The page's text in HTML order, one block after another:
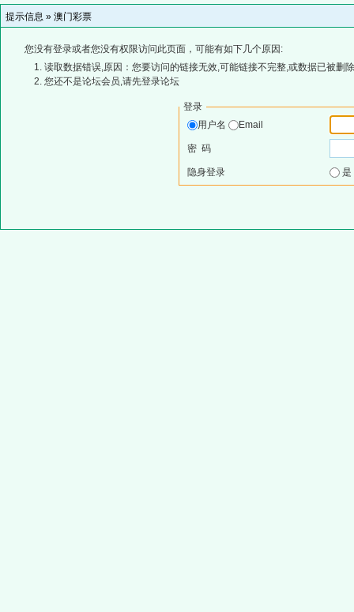
提示信息 » 澳门彩票
您没有登录或者您没有权限访问此页面，可能有如下几个原因:
读取数据错误,原因：您要访问的链接无效,可能链接不完整,或数据已被删
您还不是论坛会员,请先登录论坛
登录
用户名
Email
密 码
隐身登录